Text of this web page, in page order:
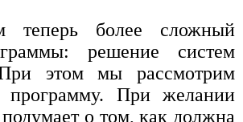
теперь более сложный
решение систем
этом мы рассмотрим
программу. При желании
подумает о том, как должна